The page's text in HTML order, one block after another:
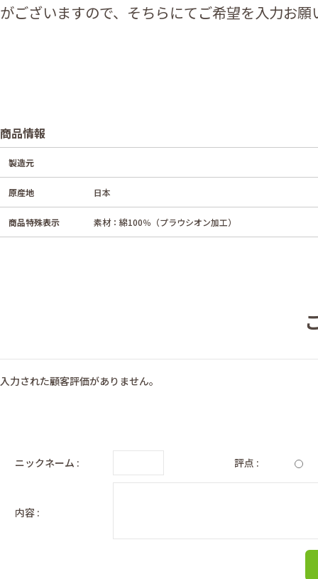
がございますので、そちらにてご希望を入力お願
商品情報
製造元
原産地 日本
商品特殊表示 素材：綿100％（プラウシオン加工）
入力された顧客評価がありません。
ニックネーム : 評点 :
内容 :